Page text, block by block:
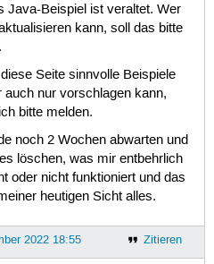
Java-Beispiel ist veraltet. Wer
kann, soll das bitte
Seite sinnvolle Beispiele
auch nur vorschlagen kann,
bitte melden.
noch 2 Wochen abwarten und
löschen, was mir entbehrlich
oder nicht funktioniert und das
heutigen Sicht alles.
Zitieren
2022 18:55